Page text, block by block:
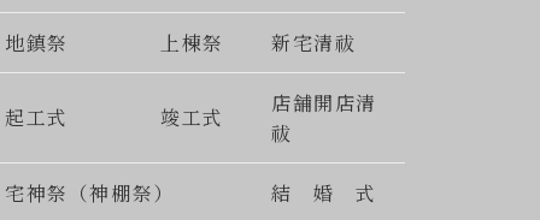
地鎮祭 上棟祭 新宅清祓
起工式 竣工式
店舗開店清
祓
宅神祭（神棚祭） 結 婚 式